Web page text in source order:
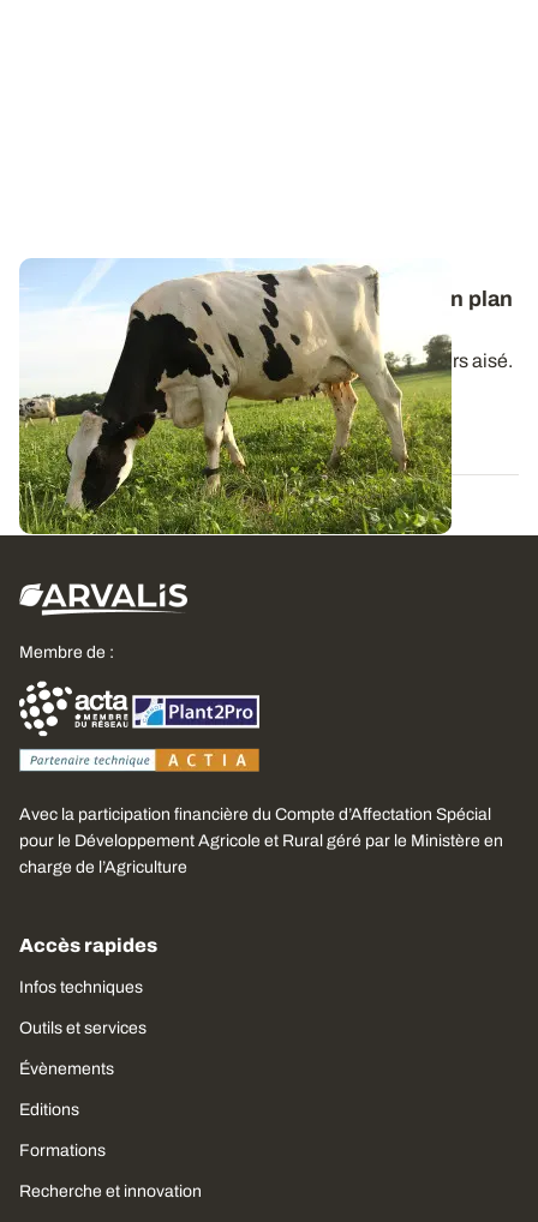
Alimentation des ruminants : organiser son plan
de pâturage en trois étapes
Piloter le pâturage de son troupeau n’est pas toujours aisé.
Il est nécessaire de réaliser...
13 MARS 2025
Membre de :
Avec la participation financière du Compte d’Affectation Spécial
pour le Développement Agricole et Rural géré par le Ministère en
charge de l’Agriculture
Accès rapides
Infos techniques
Outils et services
Évènements
Editions
Formations
Recherche et innovation